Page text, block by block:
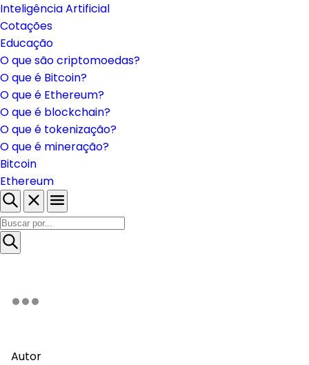
Inteligência Artificial
Cotações
Educação
O que são criptomoedas?
O que é Bitcoin?
O que é Ethereum?
O que é blockchain?
O que é tokenização?
O que é mineração?
Bitcoin
Ethereum
Autor